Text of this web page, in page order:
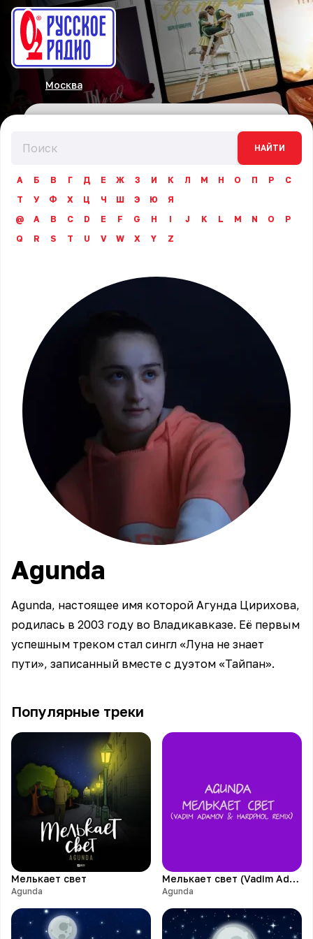
Москва
НАЙТИ
А Б В Г Д Е Ж З И К Л М Н О П Р
С
Т
У Ф Х Ц Ч Ш Э Ю
Я
@
A B C D E F G H I J K L M N O
P
Q
R S T U V W X Y Z
Agunda
Agunda, настоящее имя которой Агунда Цирихова,
родилась в 2003 году во Владикавказе. Её первым
успешным треком стал сингл «Луна не знает
пути», записанный вместе с дуэтом «Тайпан».
Популярные треки
Мелькает свет
Agunda
Мелькает свет (Vadim Adamov & Hardphol Remix)
Agunda